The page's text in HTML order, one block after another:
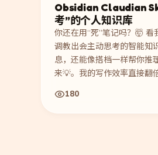
Obsidian Claudian
考”的个人知识库
你还在用“死”笔记吗？🤯
调教出会主动思考的智能知
息，还能像搭档一样帮你推
来💡。我的写作效率直接翻
180